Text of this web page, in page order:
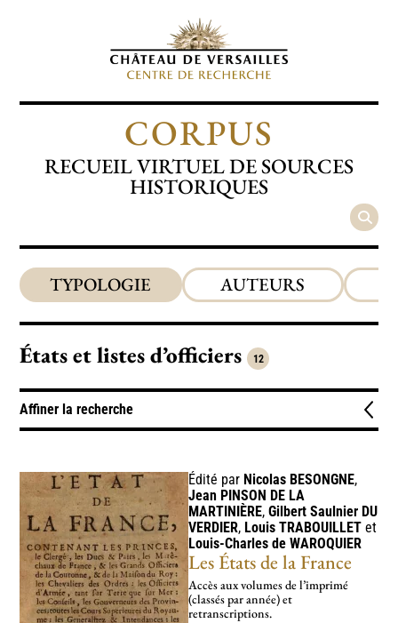
CORPUS
RECUEIL VIRTUEL DE SOURCES
HISTORIQUES
TYPOLOGIE AUTEURS
États et listes d’officiers 12
Affiner la recherche
Documents administratifs 3 Documents comptables 2
Généalogies, état civil et cursus honorum 2 Périodiques
Thèmes
Administration et finances 1
Affaires étrangères, diplomatie et voyages
Édité par Nicolas BESONGNE,
Jean PINSON DE LA
MARTINIÈRE,Gilbert Saulnier DU
VERDIER, LouisTRABOUILLET et
Louis-Charles deWAROQUIER
Les États de la France
Accès aux volumes de l’imprimé
(classés par année) et
retranscriptions.